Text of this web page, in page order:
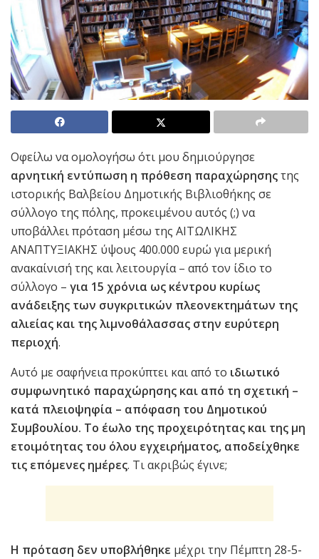
Οφείλω να ομολογήσω ότι μου δημιούργησε
αρνητική εντύπωση η πρόθεση παραχώρησηςτης
ιστορικής Βαλβείου Δημοτικής Βιβλιοθήκης σε
σύλλογο της πόλης, προκειμένου αυτός (;) να
υποβάλλει πρόταση μέσω της ΑΙΤΩΛΙΚΗΣ
ΑΝΑΠΤΥΞΙΑΚΗΣ ύψους 400.000 ευρώ για μερική
ανακαίνισή της και λειτουργία – από τον ίδιο το
σύλλογο – για 15 χρόνια ως κέντρου κυρίως
ανάδειξης των συγκριτικών πλεονεκτημάτων της
αλιείας και της λιμνοθάλασσας στην ευρύτερη
περιοχή.
Αυτό με σαφήνεια προκύπτει και από το ιδιωτικό
συμφωνητικό παραχώρησης και από τη σχετική –
κατά πλειοψηφία – απόφαση του Δημοτικού
Συμβουλίου. Το έωλο της προχειρότητας και της μη
ετοιμότητας του όλου εγχειρήματος, αποδείχθηκε
τις επόμενες ημέρες. Τι ακριβώς έγινε;
Η πρόταση δεν υποβλήθηκε μέχρι την Πέμπτη 28-5-